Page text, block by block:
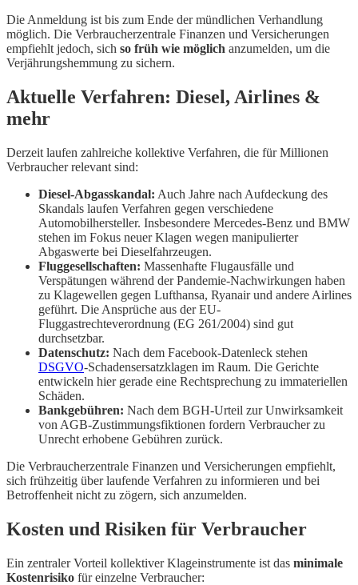
Die Anmeldung ist bis zum Ende der mündlichen Verhandlung
möglich. Die Verbraucherzentrale Finanzen und Versicherungen
empfiehlt jedoch, sich so früh wie möglich anzumelden, um die
Verjährungshemmung zu sichern.
Aktuelle Verfahren: Diesel, Airlines &
mehr
Derzeit laufen zahlreiche kollektive Verfahren, die für Millionen
Verbraucher relevant sind:
Diesel-Abgasskandal: Auch Jahre nach Aufdeckung des
Skandals laufen Verfahren gegen verschiedene
Automobilhersteller. Insbesondere Mercedes-Benz und BMW
stehen im Fokus neuer Klagen wegen manipulierter
Abgaswerte bei Dieselfahrzeugen.
Fluggesellschaften: Massenhafte Flugausfälle und
Verspätungen während der Pandemie-Nachwirkungen haben
zu Klagewellen gegen Lufthansa, Ryanair und andere Airlines
geführt. Die Ansprüche aus der EU-
Fluggastrechteverordnung (EG 261/2004) sind gut
durchsetzbar.
Datenschutz: Nach dem Facebook-Datenleck stehen
DSGVO-Schadensersatzklagen im Raum. Die Gerichte
entwickeln hier gerade eine Rechtsprechung zu immateriellen
Schäden.
Bankgebühren: Nach dem BGH-Urteil zur Unwirksamkeit
von AGB-Zustimmungsfiktionen fordern Verbraucher zu
Unrecht erhobene Gebühren zurück.
Die Verbraucherzentrale Finanzen und Versicherungen empfiehlt,
sich frühzeitig über laufende Verfahren zu informieren und bei
Betroffenheit nicht zu zögern, sich anzumelden.
Kosten und Risiken für Verbraucher
Ein zentraler Vorteil kollektiver Klageinstrumente ist das minimale
Kostenrisiko für einzelne Verbraucher: